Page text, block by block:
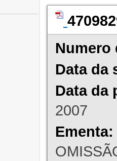
Numero
Data da
Data da
2007
Ementa: